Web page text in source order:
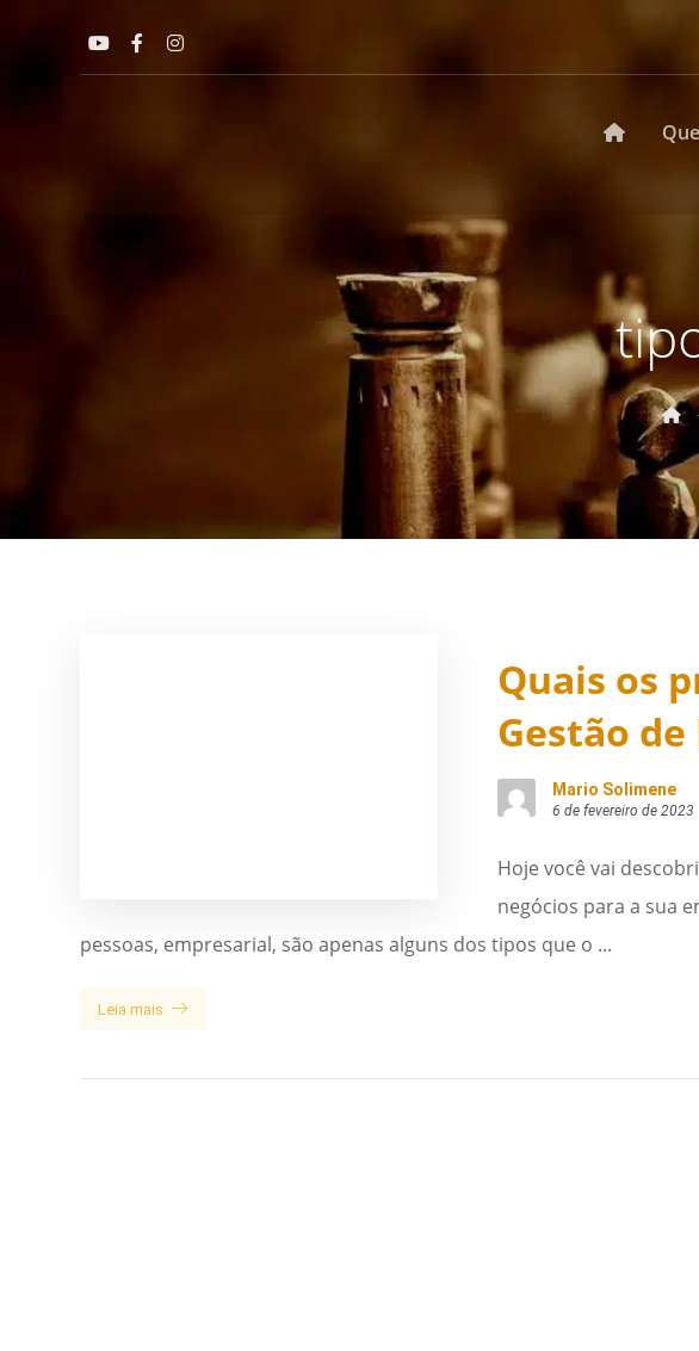
Quais os
Gestão de
Mario Solimene
6 de fevereiro de 2023
Hoje você vai
negócios para a sua
pessoas, empresarial, são apenas alguns dos tipos que o ...
Leia mais